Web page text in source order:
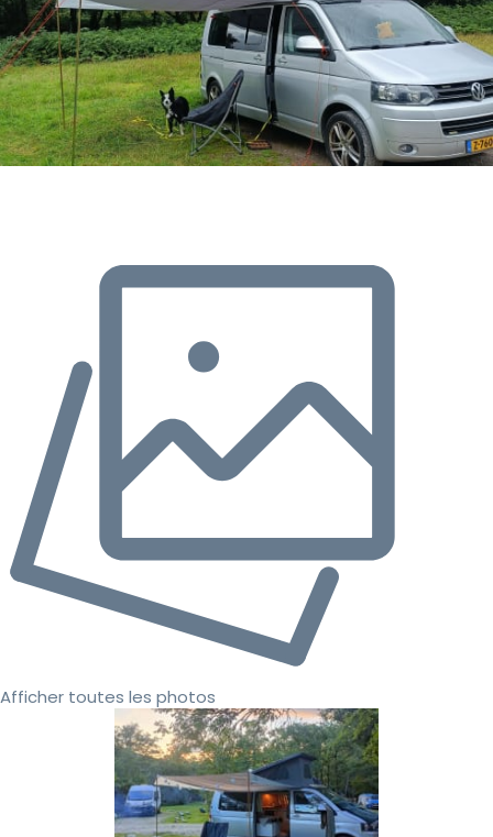
Afficher toutes les photos